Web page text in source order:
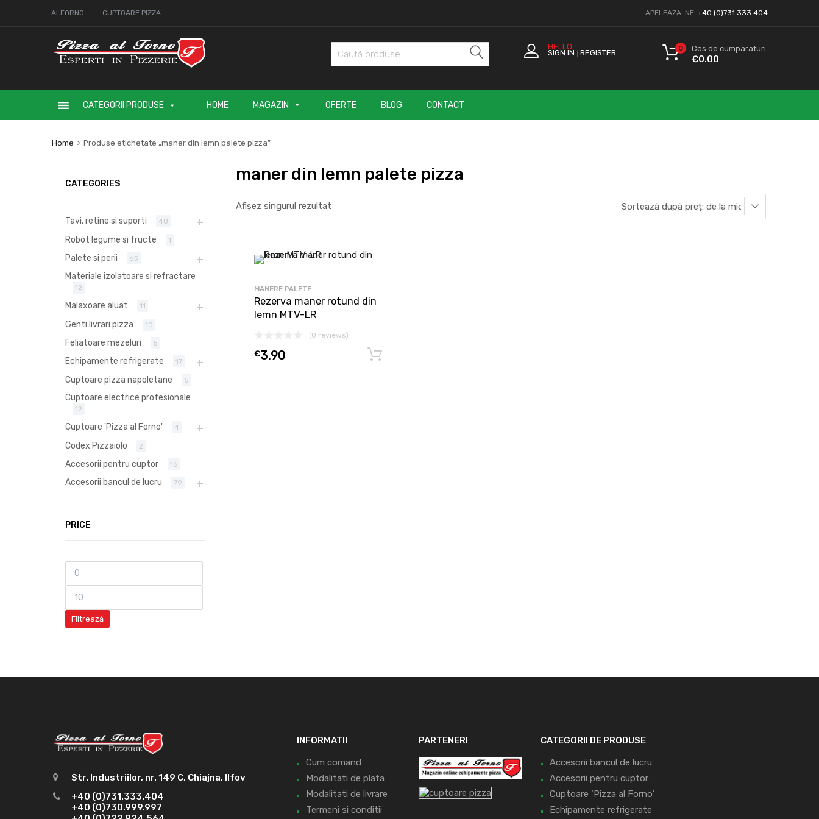
ALFORNO CUPTOARE PIZZA APELEAZA-NE: +40 (0)731.333.404
HELLO.
SIGN IN REGISTER Cos de cumparaturi
€0.00
0
CATEGORII PRODUSE HOME MAGAZIN OFERTE BLOG CONTACT
Home Produse etichetate „maner din lemn palete pizza”
maner din lemn palete pizza
Afișez singurul rezultat
MANERE PALETE
Rezerva maner rotund din
lemn MTV-LR
(0 reviews)
€3.90
CATEGORIES
Tavi, retine si suporti 48
Robot legume si fructe 1
Palete si perii 65
Materiale izolatoare si refractare
12
Malaxoare aluat 11
Genti livrari pizza 10
Feliatoare mezeluri 5
Echipamente refrigerate 17
Cuptoare pizza napoletane 5
Cuptoare electrice profesionale
12
Cuptoare 'Pizza al Forno' 4
Codex Pizzaiolo 2
Accesorii pentru cuptor 16
Accesorii bancul de lucru 79
PRICE
Filtrează
Str. Industriilor, nr. 149 C, Chiajna, Ilfov
+40 (0)731.333.404
+40 (0)730.999.997
INFORMATII
Cum comand
Modalitati de plata
Modalitati de livrare
Termeni si conditii
PARTENERI
CATEGORII DE PRODUSE
Accesorii bancul de lucru
Accesorii pentru cuptor
Cuptoare ‘Pizza al Forno’
Echipamente refrigerate